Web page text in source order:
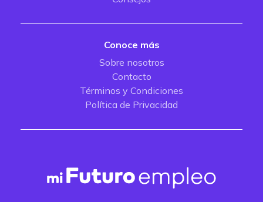
Conoce más
Sobre nosotros
Contacto
Términos y Condiciones
Política de Privacidad